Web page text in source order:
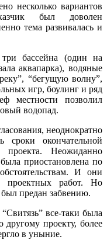
несколько вариантов
был доволен
тема развивалась и
три бассейна (один на
аквапарка), водяные
“бегущую волну”,
игр, боулинг и ряд
местности позволил
водопад.
неоднократно
сроки окончательной
проекта. Неожиданно
приостановлена по
И они
проектных работ. Но
предан забвению.
все-таки была
другому проекту, более
в уныние.